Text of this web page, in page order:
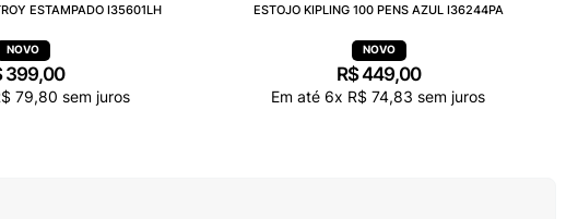
ESTAMPADO I35601LH
399,00
79,80 sem juros
ESTOJO KIPLING 100 PENS AZUL I36244PA
R$449,00
Em até 6x R$ 74,83 sem juros